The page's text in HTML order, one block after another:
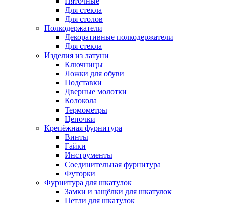
Для стекла
Для столов
Полкодержатели
Декоративные полкодержатели
Для стекла
Изделия из латуни
Ключницы
Ложки для обуви
Подставки
Дверные молотки
Колокола
Термометры
Цепочки
Крепёжная фурнитура
Винты
Гайки
Инструменты
Соединительная фурнитура
Футорки
Фурнитура для шкатулок
Замки и защёлки для шкатулок
Петли для шкатулок